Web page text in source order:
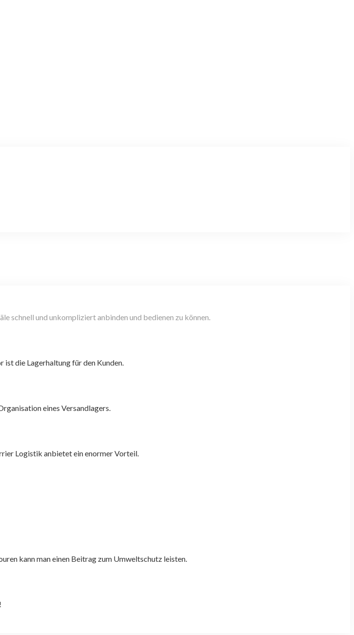
schnell und unkompliziert anbinden und bedienen zu können.
ist die Lagerhaltung für den Kunden.
eines Versandlagers.
Logistik anbietet ein enormer Vorteil.
kann man einen Beitrag zum Umweltschutz leisten.